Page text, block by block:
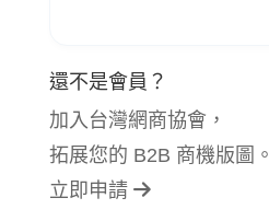
還不是會員？
加入台灣網商協會，
拓展您的 B2B 商機版圖。
立即申請